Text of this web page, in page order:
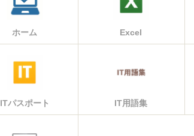
ホーム Excel
ITパスポート IT用語集